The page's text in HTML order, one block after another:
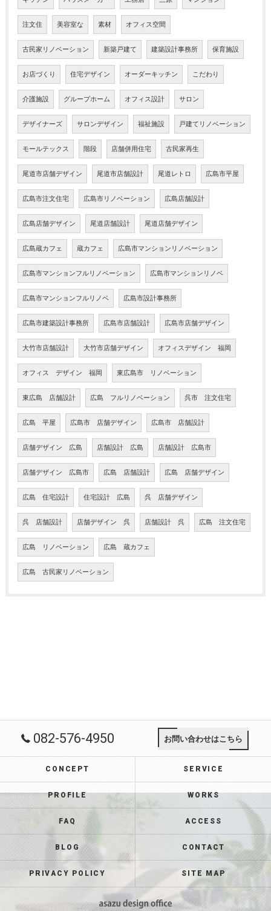
注文住 美容室な 素材 オフィス空間
古民家リノベーション 新築戸建て 建築設計事務所 保育施設
お店づくり 住宅デザイン オーダーキッチン こだわり
介護施設 グループホーム オフィス設計 サロン
デザイナーズ サロンデザイン 福祉施設 戸建てリノベーション
モールテックス 階段 店舗併用住宅 古民家再生
尾道市店舗デザイン 尾道市店舗設計 尾道レトロ 広島市平屋
広島市注文住宅 広島市リノベーション 広島店舗設計
広島店舗デザイン 尾道店舗設計 尾道店舗デザイン
広島蔵カフェ 蔵カフェ 広島市マンションリノベーション
広島市マンションフルリノベーション 広島市マンションリノベ
広島市マンションフルリノベ 広島市設計事務所
広島市建築設計事務所 広島市店舗設計 広島市店舗デザイン
大竹市店舗設計 大竹市店舗デザイン オフィスデザイン 福岡
オフィス デザイン 福岡 東広島市 リノベーション
東広島 店舗設計 広島 フルリノベーション 呉市 注文住宅
広島 平屋 広島市 店舗デザイン 広島市 店舗設計
店舗デザイン 広島 店舗設計 広島 店舗設計 広島市
店舗デザイン 広島市 広島 店舗設計 広島 店舗デザイン
広島 住宅設計 住宅設計 広島 呉 店舗デザイン
呉 店舗設計 店舗デザイン 呉 店舗設計 呉 広島 注文住宅
広島 リノベーション 広島 蔵カフェ
広島 古民家リノベーション
082-576-4950 お問い合わせはこちら
CONCEPT SERVICE
PROFILE WORKS
FAQ ACCESS
BLOG CONTACT
PRIVACY POLICY SITE MAP